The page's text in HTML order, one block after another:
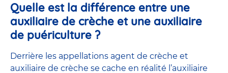
Quelle est la différence entre une
auxiliaire de crèche et une auxiliaire
de puériculture ?
Derrière les appellations agent de crèche et
auxiliaire de crèche se cache en réalité l’auxiliaire